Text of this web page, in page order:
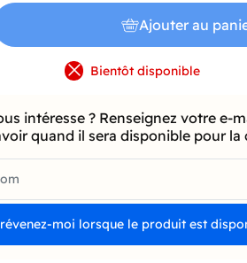
Ajouter au
Bientôt disponible
intéresse ? Renseignez votre e-
quand il sera disponible pour la
moi lorsque le produit est